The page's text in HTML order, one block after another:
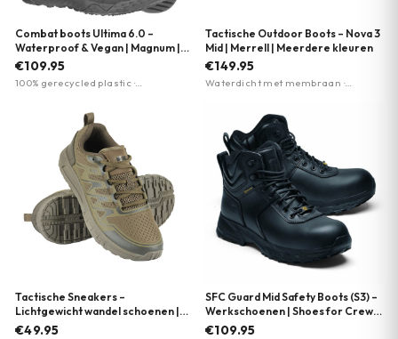
Combat boots Ultima 6.0 –
Waterproof & Vegan | Magnum |
Meerdere kleuren
€109.95
100% gerecycled plastic ·
Tactische Outdoor Boots – Nova 3
Mid | Merrell | Meerdere kleuren
€149.95
Waterdicht met membraan ·
Tactische Sneakers –
Lichtgewicht wandel schoenen |
EVA-zool | M-Tac | Meerdere
€49.95
SFC Guard Mid Safety Boots (S3) –
Werkschoenen | Shoes for Crews
| Zwart
€109.95